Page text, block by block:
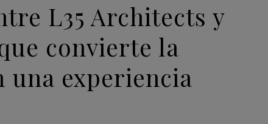
L35 Architects y
convierte la
experiencia